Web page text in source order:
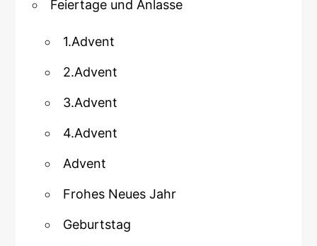
Feiertage und Anlasse
1.Advent
2.Advent
3.Advent
4.Advent
Advent
Frohes Neues Jahr
Geburtstag